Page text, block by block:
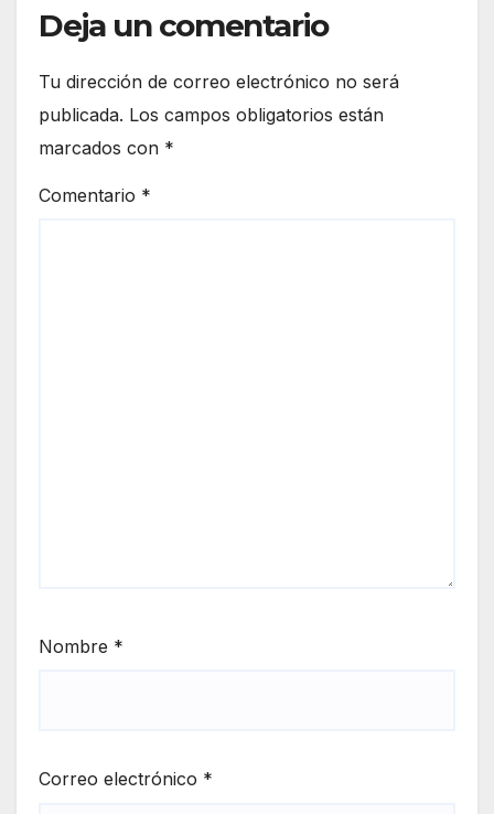
Deja un comentario
Tu dirección de correo electrónico no será
publicada. Los campos obligatorios están
marcados con *
Comentario *
Nombre *
Correo electrónico *